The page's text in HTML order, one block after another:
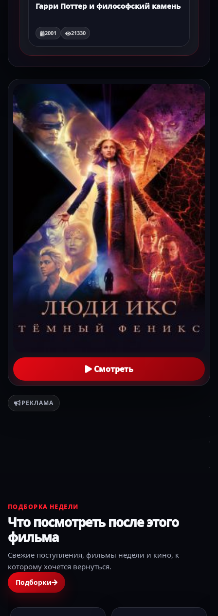
Гарри Поттер и философский камень
2001 21330
Смотреть
РЕКЛАМА
ПОДБОРКА НЕДЕЛИ
Что посмотреть после этого
фильма
Свежие поступления, фильмы недели и кино, к
которому хочется вернуться.
Подборки